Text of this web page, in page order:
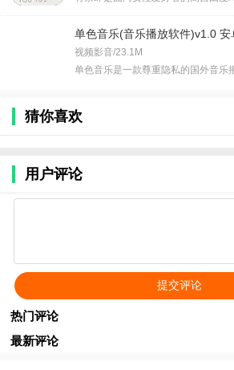
单色音乐(音乐播放软件)v1.0 安
视频影音/23.1M
单色音乐是一款尊重隐私的国外音乐
猜你喜欢
用户评论
热门评论
最新评论